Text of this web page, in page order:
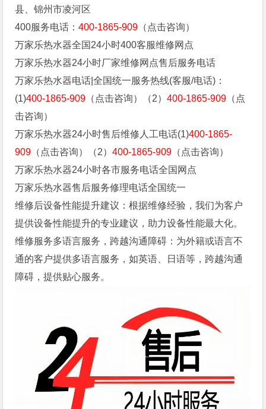
县、锦州市凌河区
400服务电话：400-1865-909 （点击咨询）
万家乐热水器全国24小时400客服维修网点
万家乐热水器24小时厂家维修网点售后服务电话
万家乐热水器电话|全国统一服务热线(客服/电话)：
(1)400-1865-909 （点击咨询）（2）400-1865-909 （点
击咨询）
万家乐热水器24小时售后维修人工电话(1)400-1865-
909 （点击咨询）（2）400-1865-909 （点击咨询）
万家乐热水器24小时各市服务电话全国网点
万家乐热水器售后服务修理电话全国统一
维修后设备性能提升建议：根据维修经验，我们为客户
提供设备性能提升的专业建议，助力设备性能最大化。
维修服务多语言服务，跨越沟通障碍：为外籍或语言不
通的客户提供多语言服务，如英语、日语等，跨越沟通
障碍，提供贴心服务。